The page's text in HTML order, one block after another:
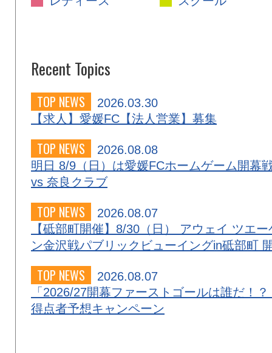
Recent Topics
TOP NEWS
2026.03.30
【求人】愛媛FC【法人営業】募集
TOP NEWS
2026.08.08
明日 8/9（日）は愛媛FCホームゲーム開幕
vs 奈良クラブ
TOP NEWS
2026.08.07
【砥部町開催】8/30（日） アウェイ ツエー
ン金沢戦パブリックビューイングin砥部町
TOP NEWS
2026.08.07
「2026/27開幕ファーストゴールは誰だ！？
得点者予想キャンペーン